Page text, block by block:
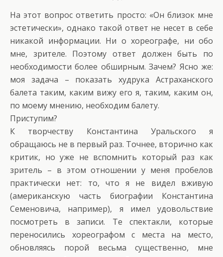
На этот вопрос ответить просто: «Он близок мне
эстетически», однако такой ответ не несет в себе
никакой информации. Ни о хореографе, ни обо
мне, зрителе. Поэтому ответ должен быть по
необходимости более обширным. Зачем? Ясно же:
моя задача – показать худрука Астраханского
балета таким, каким вижу его я, таким, каким он,
по моему мнению, необходим балету.
Приступим?
К творчеству Константина Уральского я
обращаюсь не в первый раз. Точнее, вторично как
критик, но уже не вспомнить который раз как
зритель – в этом отношении у меня пробелов
практически нет: то, что я не видел вживую
(американскую часть биографии Константина
Семеновича, например), я имел удовольствие
посмотреть в записи. Те спектакли, которые
переносились хореографом с места на место,
обновляясь порой весьма существенно, мне